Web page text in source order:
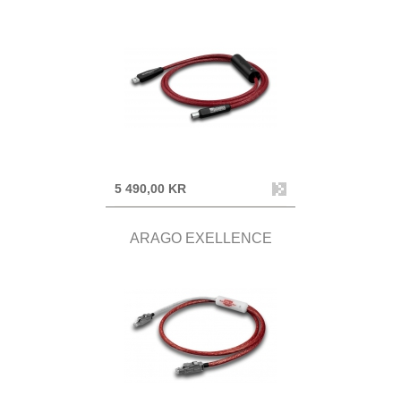
5 490,00 KR
ARAGO EXELLENCE